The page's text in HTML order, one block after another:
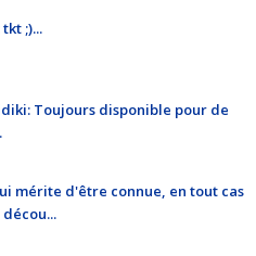
;)...
Toujours disponible pour de
mérite d'être connue, en tout cas